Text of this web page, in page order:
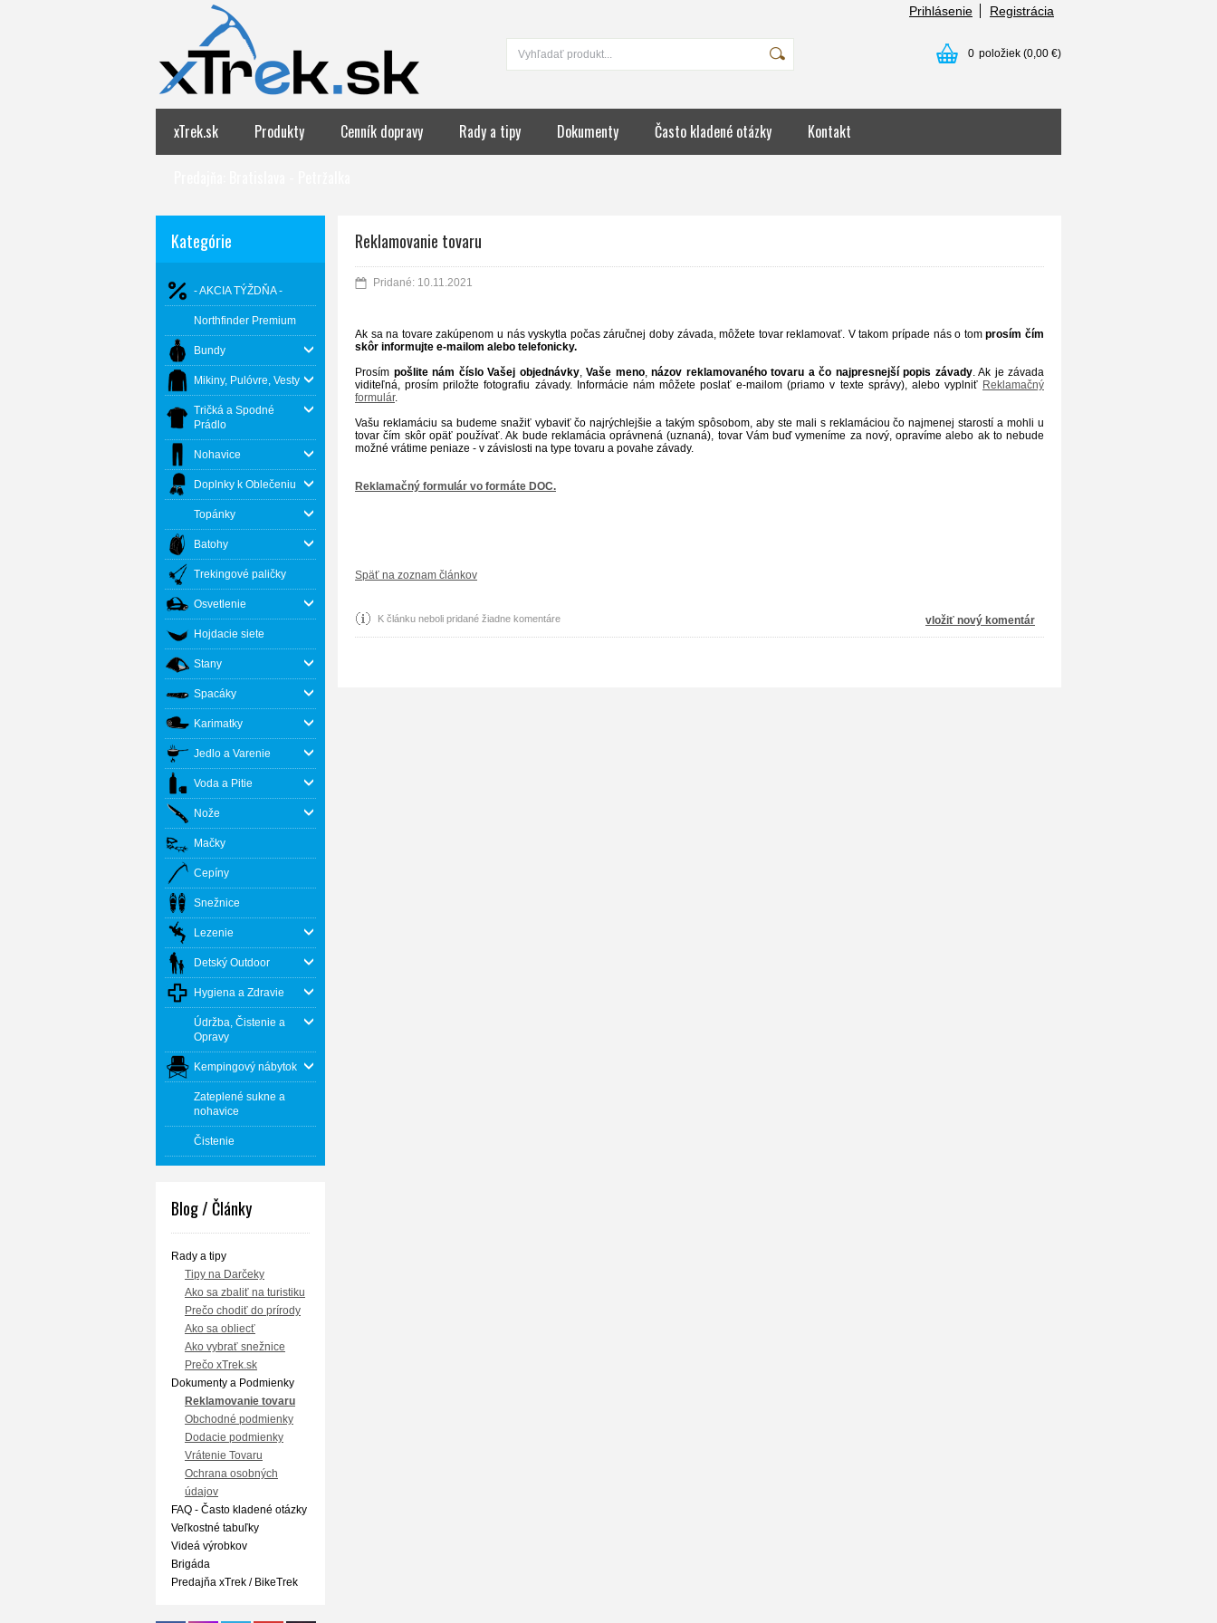
Prihlásenie Registrácia
0 položiek (0,00 €)
xTrek.sk Produkty Cenník dopravy Rady a tipy Dokumenty Často kladené otázky Kontakt
Kategórie
- AKCIA TÝŽDŇA -
Northfinder Premium
Bundy
Mikiny, Pulóvre, Vesty
Tričká a Spodné
Prádlo
Nohavice
Doplnky k Oblečeniu
Topánky
Batohy
Trekingové paličky
Osvetlenie
Hojdacie siete
Stany
Spacáky
Karimatky
Jedlo a Varenie
Voda a Pitie
Nože
Mačky
Cepíny
Snežnice
Lezenie
Detský Outdoor
Hygiena a Zdravie
Údržba, Čistenie a
Opravy
Kempingový nábytok
Zateplené sukne a
nohavice
Čistenie
Blog / Články
Rady a tipy
Tipy na Darčeky
Ako sa zbaliť na turistiku
Prečo chodiť do prírody
Ako sa obliecť
Ako vybrať snežnice
Prečo xTrek.sk
Dokumenty a Podmienky
Reklamovanie tovaru
Obchodné podmienky
Dodacie podmienky
Vrátenie Tovaru
Ochrana osobných
údajov
FAQ - Často kladené otázky
Veľkostné tabuľky
Videá výrobkov
Brigáda
Predajňa xTrek / BikeTrek
Reklamovanie tovaru
Pridané: 10.11.2021
Ak sa na tovare zakúpenom u nás vyskytla počas záručnej doby závada, môžete tovar reklamovať. V takom prípade nás o tomprosím čím
skôr informujte e-mailom alebo telefonicky.
Prosím pošlite nám číslo Vašej objednávky, Vaše meno, názov reklamovaného tovaru a čo najpresnejší popis závady. Ak je závada
viditeľná, prosím priložte fotografiu závady. Informácie nám môžete poslať e-mailom (priamo v texte správy), alebo vyplniť Reklamačný
formulár.
Vašu reklamáciu sa budeme snažiť vybaviť čo najrýchlejšie a takým spôsobom, aby ste mali s reklamáciou čo najmenej starostí a mohli u
tovar čím skôr opäť používať. Ak bude reklamácia oprávnená (uznaná), tovar Vám buď vymeníme za nový, opravíme alebo ak to nebude
možné vrátime peniaze - v závislosti na type tovaru a povahe závady.
Reklamačný formulár vo formáte DOC.
Späť na zoznam článkov
K článku neboli pridané žiadne komentáre vložiť nový komentár